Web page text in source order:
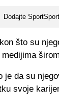
Dodajte
što su
je da su
svoje